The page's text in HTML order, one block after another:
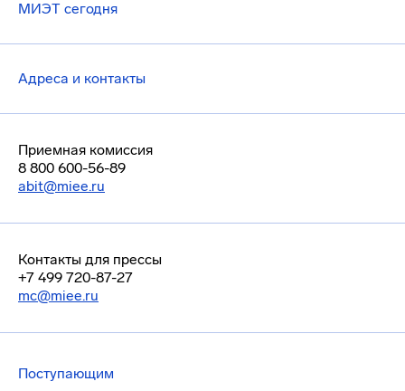
МИЭТ сегодня
Адреса и контакты
Приемная комиссия
8 800 600-56-89
abit@miee.ru
Контакты для прессы
+7 499 720-87-27
mc@miee.ru
Поступающим